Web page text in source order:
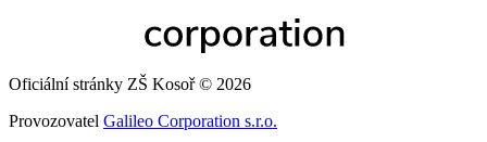
Oficiální stránky ZŠ Kosoř © 2026
Provozovatel Galileo Corporation s.r.o.